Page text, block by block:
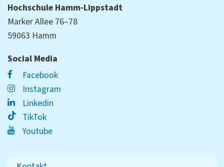
Hochschule Hamm-Lippstadt
Marker Allee 76–78
59063 Hamm
Social Media
Facebook
Instagram
Linkedin
TikTok
Youtube